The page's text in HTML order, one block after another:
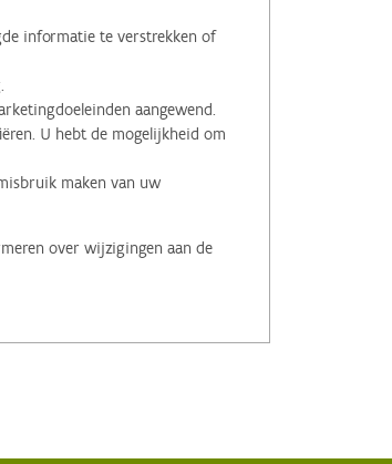
informatie te verstrekken of
aangewend.
U hebt de mogelijkheid om
maken van uw
over wijzigingen aan de